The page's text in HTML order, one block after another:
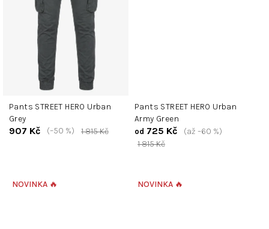
Pants STREET HERO Urban
Grey
907 Kč 1 815 Kč
(–50 %)
Pants STREET HERO Urban
Army Green
od 725 Kč
1 815 Kč
(až –60 %)
NOVINKA 🔥 NOVINKA 🔥